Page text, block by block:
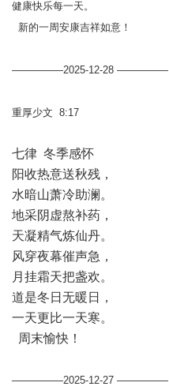
健康快乐每一天。
新的一周安康吉祥如意！
—————2025-12-28 —————
重厚少文 8:17
七律 冬季感怀
阳收热意送秋残，
水暗山萧冷助澜。
地采阴虚熬补药，
天凝精气炼仙丹。
风穿夜幕催声急，
月挂霜天把盏欢。
道是冬日无暖日，
一天更比一天寒。
周末愉快！
—————2025-12-27 —————